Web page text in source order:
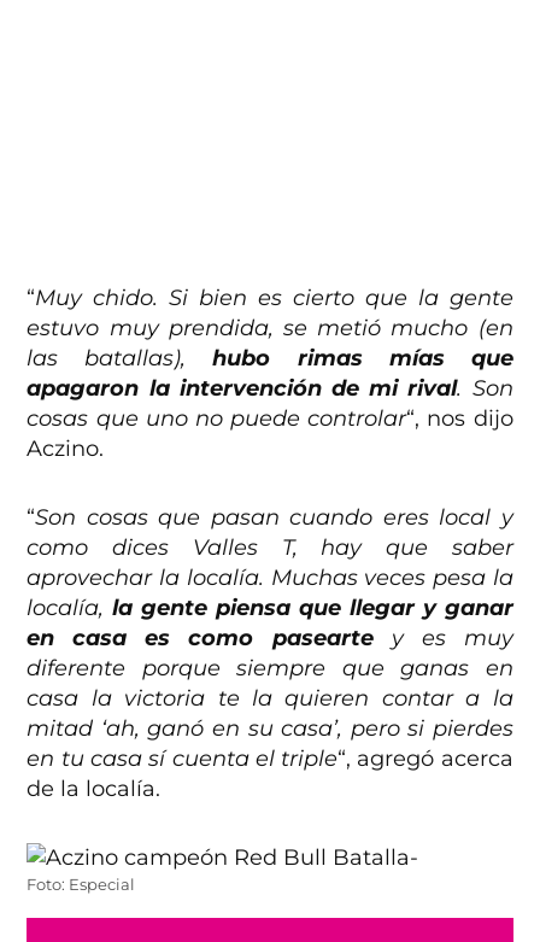
“Muy chido. Si bien es cierto que la gente
estuvo muy prendida, se metió mucho (en
las batallas),hubo rimas mías que
apagaron la intervención de mi rival. Son
cosas que uno no puede controlar“, nos dijo
Aczino.
“Son cosas que pasan cuando eres local y
como dices Valles T, hay que saber
aprovechar la localía. Muchas veces pesa la
localía, la gente piensa que llegar y ganar
en casa es como paseartey es muy
diferente porque siempre que ganas en
casa la victoria te la quieren contar a la
mitad ‘ah, ganó en su casa’, pero si pierdes
en tu casa sí cuenta el triple“, agregó acerca
de la localía.
Foto: Especial